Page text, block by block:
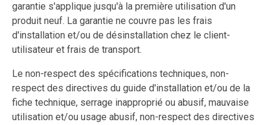
garantie s'applique jusqu'à la première utilisation d'un
produit neuf. La garantie ne couvre pas les frais
d'installation et/ou de désinstallation chez le client-
utilisateur et frais de transport.
Le non-respect des spécifications techniques, non-
respect des directives du guide d'installation et/ou de la
fiche technique, serrage inapproprié ou abusif, mauvaise
utilisation et/ou usage abusif, non-respect des directives